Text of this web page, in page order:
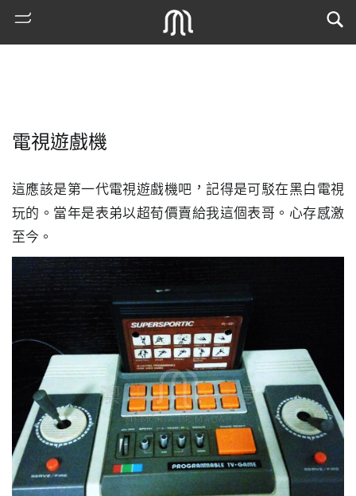
寺
廟
電視遊戲機
這應該是第一代電視遊戲機吧，記得是可駁在黑白電視
玩的。當年是表弟以超荀價賣給我這個表哥。心存感激
至今。